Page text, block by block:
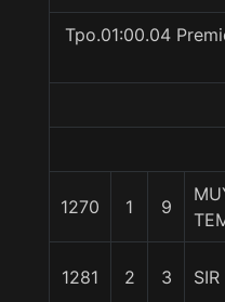
Tpo.01:00.04
1270 1 9
1281 2 3